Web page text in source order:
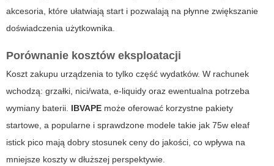
akcesoria, które ułatwiają start i pozwalają na płynne zwiększanie
doświadczenia użytkownika.
Porównanie kosztów eksploatacji
Koszt zakupu urządzenia to tylko część wydatków. W rachunek
wchodzą: grzałki, nici/wata, e-liquidy oraz ewentualna potrzeba
wymiany baterii. IBVAPE może oferować korzystne pakiety
startowe, a popularne i sprawdzone modele takie jak 75w eleaf
istick pico mają dobry stosunek ceny do jakości, co wpływa na
mniejsze koszty w dłuższej perspektywie.